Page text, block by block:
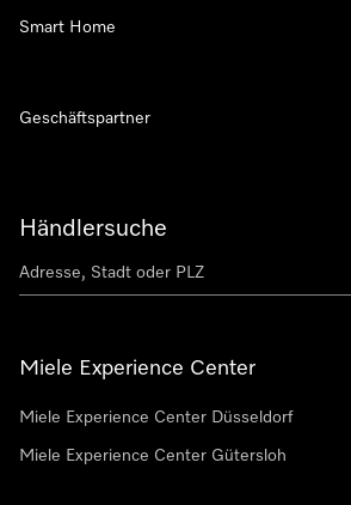
Händlersuche
Miele Experience Center
Miele Experience Center Düsseldorf
Miele Experience Center Gütersloh
Smart Home
Geschäftspartner